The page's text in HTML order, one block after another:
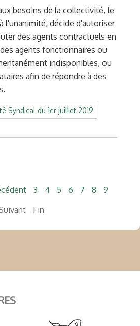
besoins de la collectivité, le
l'unanimité, décide d'autoriser
des agents contractuels en
agents fonctionnaires ou
indisponibles, ou
afin de répondre à des
Syndical du 1er juillet 2019
3 4 5 6 7 8
9
Fin